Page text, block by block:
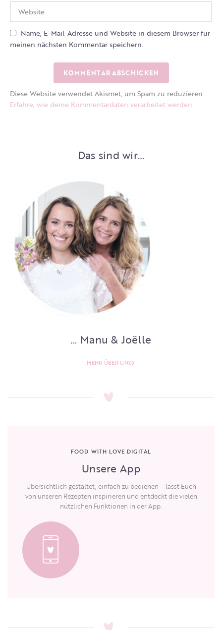
Name, E-Mail-Adresse und Website in diesem Browser für
meinen nächsten Kommentar speichern.
Diese Website verwendet Akismet, um Spam zu reduzieren.
Erfahre, wie deine Kommentardaten verarbeitet werden.
Das sind wir…
… Manu & Joëlle
MEHR ÜBER UNS
FOOD WITH LOVE DIGITAL
Unsere App
Übersichtlich gestaltet, einfach zu bedienen – lasst Euch
von unseren Rezepten inspirieren und entdeckt die vielen
nützlichen Funktionen in der App.